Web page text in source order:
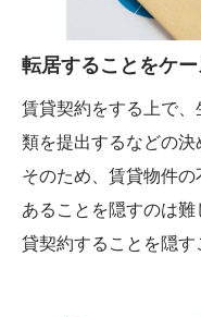
転居することをケ
賃貸契約をする上で
類を提出するなどの決
そのため、賃貸物件
あることを隠すのは
貸契約することを隠す